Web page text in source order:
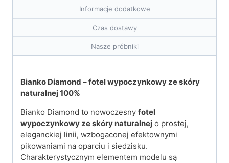
Informacje dodatkowe
Czas dostawy
Nasze próbniki
Bianko Diamond – fotel wypoczynkowy ze skóry
naturalnej 100%
Bianko Diamond to nowoczesny fotel
wypoczynkowy ze skóry naturalnej o prostej,
eleganckiej linii, wzbogaconej efektownymi
pikowaniami na oparciu i siedzisku.
Charakterystycznym elementem modelu są